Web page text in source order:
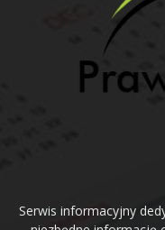
Serwis informacyjny